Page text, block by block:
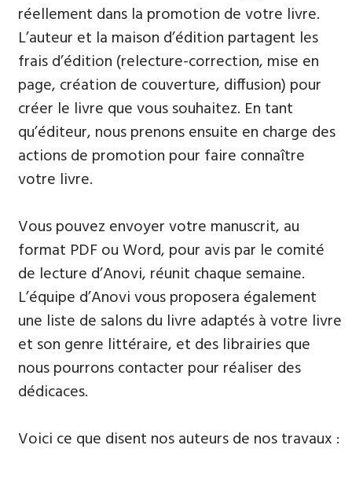
réellement dans la promotion de votre livre.
L’auteur et la maison d’édition partagent les
frais d’édition (relecture-correction, mise en
page, création de couverture, diffusion) pour
créer le livre que vous souhaitez. En tant
qu’éditeur, nous prenons ensuite en charge des
actions de promotion pour faire connaître
votre livre.
Vous pouvez envoyer votre manuscrit, au
format PDF ou Word, pour avis par le comité
de lecture d’Anovi, réunit chaque semaine.
L’équipe d’Anovi vous proposera également
une liste de salons du livre adaptés à votre livre
et son genre littéraire, et des librairies que
nous pourrons contacter pour réaliser des
dédicaces.
Voici ce que disent nos auteurs de nos travaux :